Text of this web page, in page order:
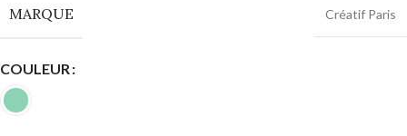
MARQUE Créatif Paris
COULEUR